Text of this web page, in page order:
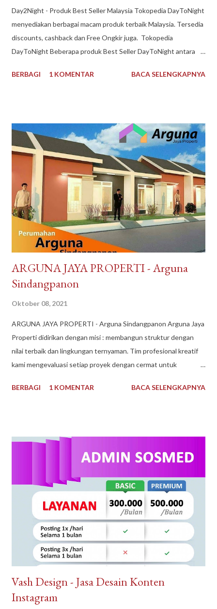
Day2Night - Produk Best Seller Malaysia Tokopedia DayToNight
menyediakan berbagai macam produk terbaik Malaysia. Tersedia
discounts, cashback dan Free Ongkir juga. Tokopedia
DayToNight Beberapa produk Best Seller DayToNight antara
Malaysia 1 kg, Maggi Kari Malaysia , Anlene Gold Malaysia.
pengiriman juga cepat, pengemasan aman, tersedia banyak
pilihan kurir pengiriman dan ada subsidi free ongkir. Melayani
pengiriman seluruh Indonesia. Pembayaran mudah bisa dengan
Gopay, Ovo, juga opsi transfer bank maupun melalui
convenience store seperti Indomaret dan Alfamart. Reputasi
toko juga terpercaya, banyak testimoni review bintang 5.
Pelayanan bagus, produk bagus. Recommended banget
DayToNight Tokopedia, Tarakan - Indonesia #daytonight #da...
BERBAGI 1 KOMENTAR BACA SELENGKAPNYA
​ARGUNA JAYA PROPERTI - Arguna
Sindangpanon
Oktober 08, 2021
​ARGUNA JAYA PROPERTI - Arguna Sindangpanon Arguna Jaya
Properti didirikan dengan misi : membangun struktur dengan
nilai terbaik dan lingkungan ternyaman. Tim profesional kreatif
kami mengevaluasi setiap proyek dengan cermat untuk
tahun kami telah dikenal sebagai Pengembang Real Estate
keinginan untuk mewujudkan Impian anda. Menggunakan bahan
berkualitas dan tenaga ahli dan konstan terbaik. Arguna Jaya
Sindangpanon, rumah murah Bandung , rumah modern terbaik.
Arguna Jaya Properti Jl. Citeureup, Sindangpanon, Kec.
Banjaran, Bandung, Jawa Barat 40377
BERBAGI 1 KOMENTAR BACA SELENGKAPNYA
Vash Design - Jasa Desain Konten
Instagram